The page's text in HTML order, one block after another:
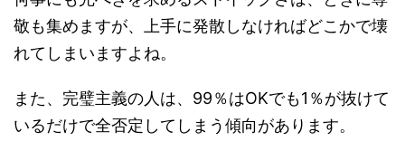
敬も集めますが、上手に発散しなければどこかで壊
れてしまいますよね。
また、完璧主義の人は、99％はOKでも1％が抜けて
いるだけで全否定してしまう傾向があります。